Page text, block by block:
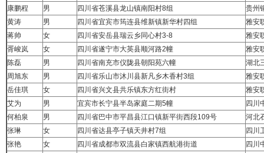
康鹏程
男 四川省苍溪县龙山镇南阳村8组
贵州
黄涛
男 四川省宜宾市筠连县维新镇新华村四组
雅安
蒋帅
女 四川省安岳县瑞云乡同心村3-8
雅安
胥峻岚
女 四川省遂宁市大英县顺河路2幢
雅安
陈磊
男 四川省南充市仪陇县朝阳苑六幢
湖北
周旭东
男 四川省乐山市沐川县新凡乡木香村3组
雅安
岳佳琪
女 四川省兴文县共乐镇东方红街村
雅安
艾为
男 宜宾市长宁县半岛家庭二期5幢
四川
何柏泉
男 四川省巴中市平昌县江口镇新平街西段109号
河北
张琳
女 四川省达县亭子镇天井村7组
四川
张艳
女 四川省成都市双流县白家镇西航港街道
四川